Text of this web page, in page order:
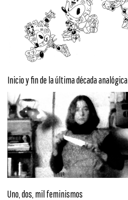
Inicio y fin de la última década analógica
Uno, dos, mil feminismos